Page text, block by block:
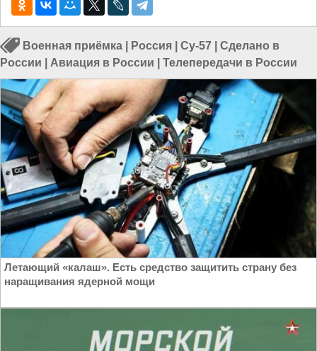
Военная приёмка Россия Су-57
Сделано в
России
Авиация в России Телепередачи в России
Летающий «калаш». Есть средство защитить страну без
наращивания ядерной мощи